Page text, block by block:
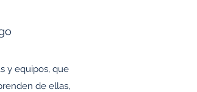
y equipos, que
de ellas,